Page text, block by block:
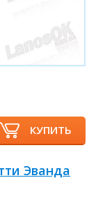
КУПИТЬ
Эванда